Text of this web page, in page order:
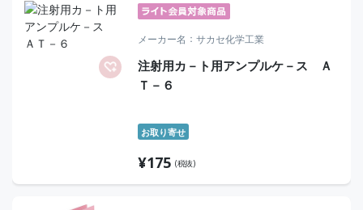
メーカー名 サカセ化学工業
注射用カ－ト用アンプルケ－ス Ａ
Ｔ－６
お取り寄せ
¥175 (税抜)